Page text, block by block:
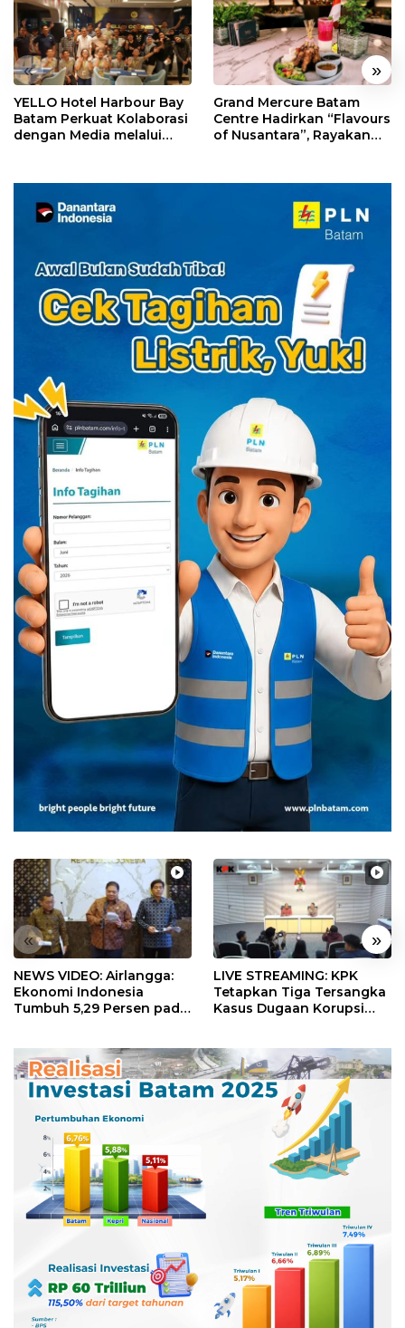
« »
YELLO Hotel Harbour Bay
Batam Perkuat Kolaborasi
dengan Media melalui
Grand Mercure Batam
Centre Hadirkan “Flavours
of Nusantara”, Rayakan
« »
NEWS VIDEO: Airlangga:
Ekonomi Indonesia
Tumbuh 5,29 Persen pada
LIVE STREAMING: KPK
Tetapkan Tiga Tersangka
Kasus Dugaan Korupsi